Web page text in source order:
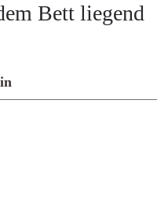
Bett liegend